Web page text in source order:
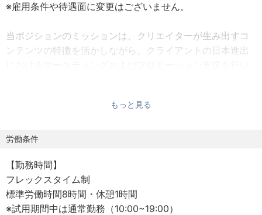
※雇用条件や待遇面に変更はございません。
当ポジションのミッションは、クリエイターが生み出すコ
ンテンツの特徴を活かしながら、クライアントの日本進出
当社は、国内トップクラスの動画クリエイターが在籍する
略の企画からキャスティングまで一気通貫した提案を行え
エイターやタレントとのネットワークにより、クライアン
トにとって最適なソリューションを多種多様な手法を用い
て企画することが可能です。
もっと見る
労働条件
【勤務時間】
フレックスタイム制
標準労働時間8時間・休憩1時間
※試用期間中は通常勤務（10:00~19:00）